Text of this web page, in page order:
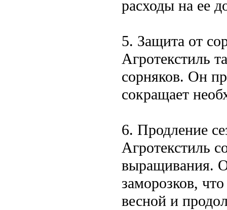
расходы на ее
5. Защита от
Агротекстиль
сорняков. Он
сокращает
6. Продление
Агротекстиль
выращивания.
заморозков,
весной и